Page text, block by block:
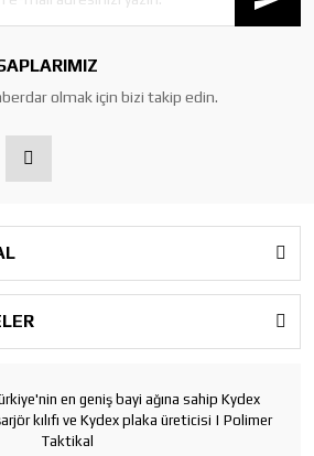
olmak için bizi takip edin.
en geniş bayi ağına sahip Kydex
kılıfı ve Kydex plaka üreticisi | Polimer
Taktikal